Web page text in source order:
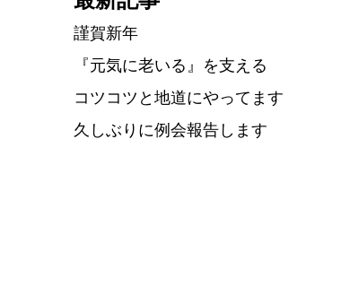
謹賀新年
『元気に老いる』を支える
コツコツと地道にやってます
久しぶりに例会報告します